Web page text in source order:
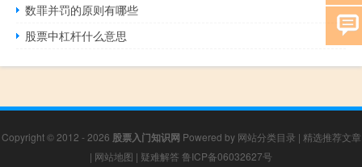
数罪并罚的原则有哪些
股票中杠杆什么意思
Copyright © 2012 - 2026 股票入门知识网 Powered by 网站分类目录 | 精选推荐文章
| 网站地图 | 疑难解答 鲁ICP备06032627号